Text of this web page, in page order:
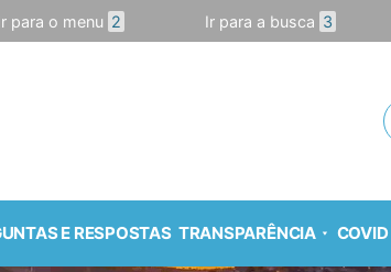
para o menu 2 Ir para a busca 3
E RESPOSTAS TRANSPARÊNCIA